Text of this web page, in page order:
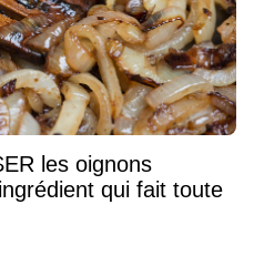
les oignons
qui fait toute